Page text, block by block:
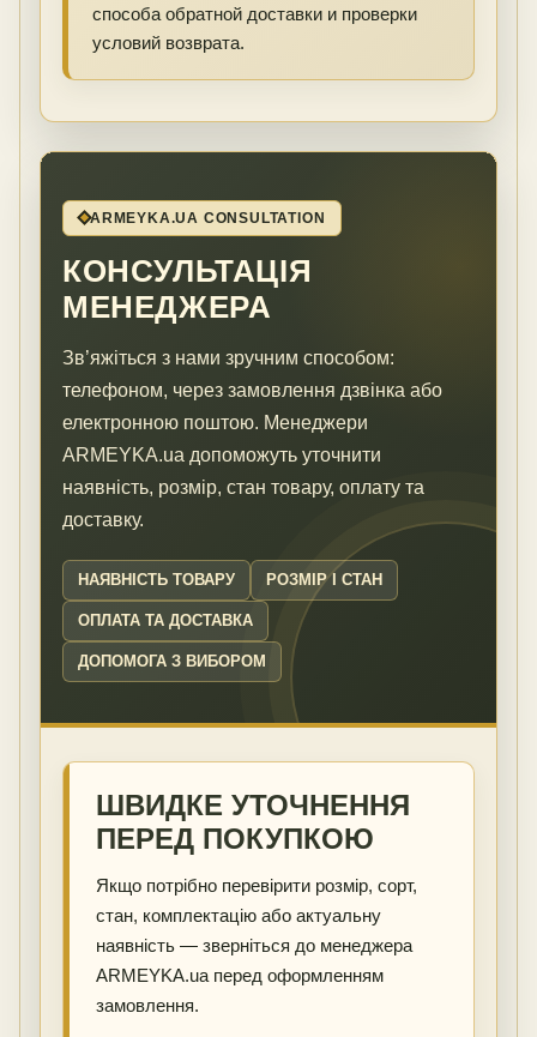
способа обратной доставки и проверки
условий возврата.
ARMEYKA.UA CONSULTATION
КОНСУЛЬТАЦІЯ
МЕНЕДЖЕРА
Зв’яжіться з нами зручним способом:
телефоном, через замовлення дзвінка або
електронною поштою. Менеджери
ARMEYKA.ua допоможуть уточнити
наявність, розмір, стан товару, оплату та
доставку.
НАЯВНІСТЬ ТОВАРУ РОЗМІР І СТАН
ОПЛАТА ТА ДОСТАВКА
ДОПОМОГА З ВИБОРОМ
ШВИДКЕ УТОЧНЕННЯ
ПЕРЕД ПОКУПКОЮ
Якщо потрібно перевірити розмір, сорт,
стан, комплектацію або актуальну
наявність — зверніться до менеджера
ARMEYKA.ua перед оформленням
замовлення.